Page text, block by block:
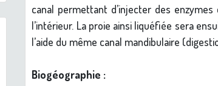
canal permettant d’injecter des
l’intérieur. La proie ainsi liquéfiée sera
l’aide du même canal mandibulaire
Biogéographie :